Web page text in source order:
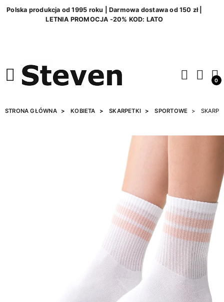
Polska produkcja od 1995 roku | Darmowa dostawa od 150 zł |
LETNIA PROMOCJA -20% KOD: LATO
0
STRONA GŁÓWNA KOBIETA SKARPETKI SPORTOWE